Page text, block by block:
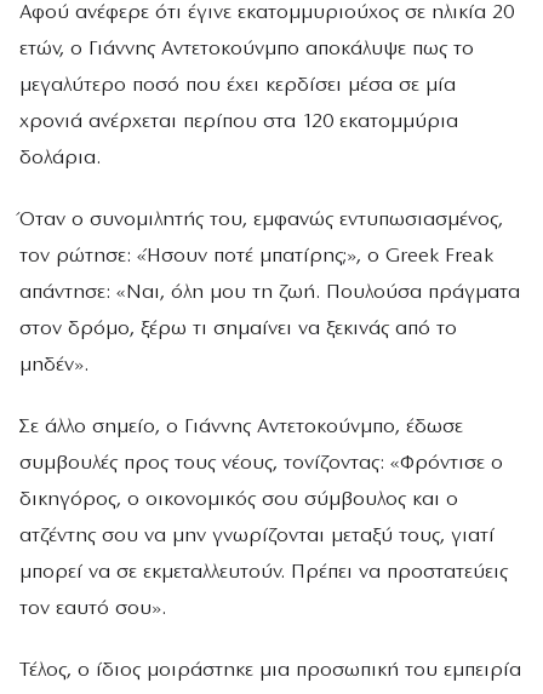
Αφού ανέφερε ότι έγινε εκατομμυριούχος σε ηλικία 20
ετών, ο Γιάννης Αντετοκούνμπο αποκάλυψε πως το
μεγαλύτερο ποσό που έχει κερδίσει μέσα σε μία
χρονιά ανέρχεται περίπου στα 120 εκατομμύρια
δολάρια.
Όταν ο συνομιλητής του, εμφανώς εντυπωσιασμένος,
τον ρώτησε: «Ήσουν ποτέ μπατίρης;», ο Greek Freak
απάντησε: «Ναι, όλη μου τη ζωή. Πουλούσα πράγματα
στον δρόμο, ξέρω τι σημαίνει να ξεκινάς από το
μηδέν».
Σε άλλο σημείο, ο Γιάννης Αντετοκούνμπο, έδωσε
συμβουλές προς τους νέους, τονίζοντας: «Φρόντισε ο
δικηγόρος, ο οικονομικός σου σύμβουλος και ο
ατζέντης σου να μην γνωρίζονται μεταξύ τους, γιατί
μπορεί να σε εκμεταλλευτούν. Πρέπει να προστατεύεις
τον εαυτό σου».
Τέλος, ο ίδιος μοιράστηκε μια προσωπική του εμπειρία